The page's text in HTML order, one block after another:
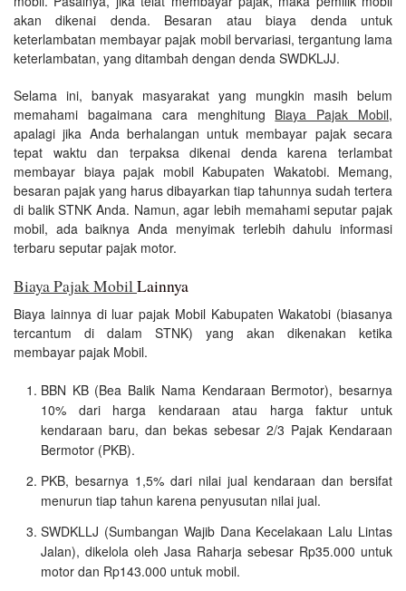
akan dikenai denda. Besaran atau biaya denda untuk
keterlambatan membayar pajak mobil bervariasi, tergantung lama
keterlambatan, yang ditambah dengan denda SWDKLJJ.
Selama ini, banyak masyarakat yang mungkin masih belum
memahami bagaimana cara menghitung Biaya Pajak Mobil,
apalagi jika Anda berhalangan untuk membayar pajak secara
tepat waktu dan terpaksa dikenai denda karena terlambat
membayar biaya pajak mobil Kabupaten Wakatobi. Memang,
besaran pajak yang harus dibayarkan tiap tahunnya sudah tertera
di balik STNK Anda. Namun, agar lebih memahami seputar pajak
mobil, ada baiknya Anda menyimak terlebih dahulu informasi
terbaru seputar pajak motor.
Biaya Pajak MobilLainnya
Biaya lainnya di luar pajak Mobil Kabupaten Wakatobi (biasanya
tercantum di dalam STNK) yang akan dikenakan ketika
membayar pajak Mobil.
BBN KB (Bea Balik Nama Kendaraan Bermotor), besarnya
10% dari harga kendaraan atau harga faktur untuk
kendaraan baru, dan bekas sebesar 2/3 Pajak Kendaraan
Bermotor (PKB).
PKB, besarnya 1,5% dari nilai jual kendaraan dan bersifat
menurun tiap tahun karena penyusutan nilai jual.
SWDKLLJ (Sumbangan Wajib Dana Kecelakaan Lalu Lintas
Jalan), dikelola oleh Jasa Raharja sebesar Rp35.000 untuk
motor dan Rp143.000 untuk mobil.